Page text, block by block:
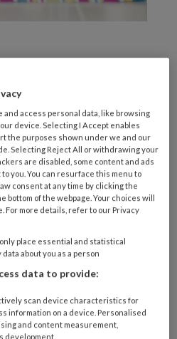
lezen?
aan en lees 2
per maand
Log dan in
and access personal data, like browsing
device. Selecting I Accept enables
the purposes shown under we and our
Selecting Reject All or withdrawing your
are disabled, some content and ads
you. You can resurface this menu to
consent at any time by clicking the
bottom of the webpage. Your choices will
For more details, refer to our Privacy
place essential and statistical
about you as a person
data to provide:
scan device characteristics for
information on a device. Personalised
and content measurement,
development.